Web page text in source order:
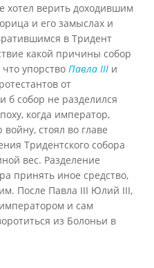
хотел верить доходившим
и его замыслах и
в Тридент
какой причины собор
упорство Павла III и
от
б собор не разделился
когда император,
стоял во главе
Тридентского собора
вес. Разделение
принять иное средство,
После Павла III Юлий III,
и сам
из Болоньи в